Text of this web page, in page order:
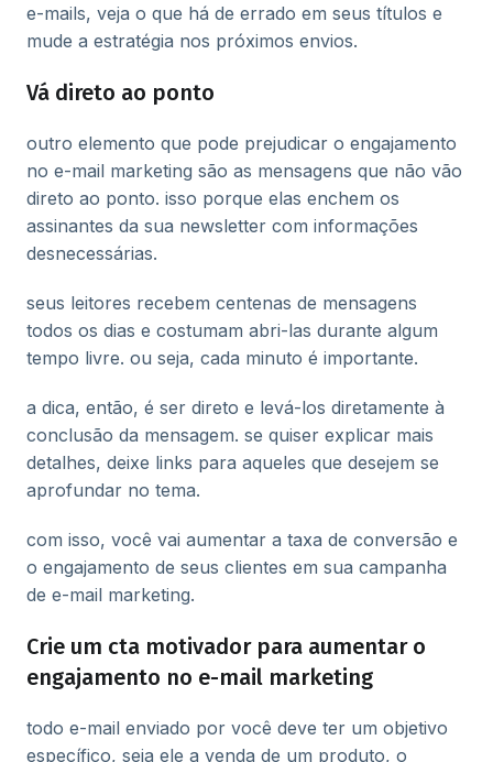
e-mails, veja o que há de errado em seus títulos e
mude a estratégia nos próximos envios.
Vá direto ao ponto
outro elemento que pode prejudicar o engajamento
no e-mail marketing são as mensagens que não vão
direto ao ponto. isso porque elas enchem os
assinantes da sua newsletter com informações
desnecessárias.
seus leitores recebem centenas de mensagens
todos os dias e costumam abri-las durante algum
tempo livre. ou seja, cada minuto é importante.
a dica, então, é ser direto e levá-los diretamente à
conclusão da mensagem. se quiser explicar mais
detalhes, deixe links para aqueles que desejem se
aprofundar no tema.
com isso, você vai aumentar a taxa de conversão e
o engajamento de seus clientes em sua campanha
de e-mail marketing.
Crie um cta motivador para aumentar o
engajamento no e-mail marketing
todo e-mail enviado por você deve ter um objetivo
específico, seja ele a venda de um produto, o